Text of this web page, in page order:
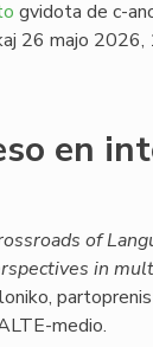
gvidota de c-
26 majo
en
of
in
medio.